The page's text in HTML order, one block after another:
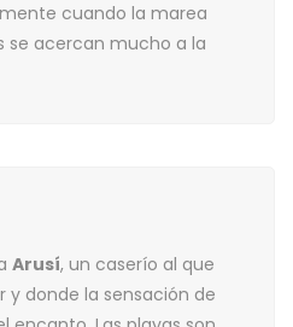
cuando la marea
se acercan mucho a la
Arusí, un caserío al que
y donde la sensación de